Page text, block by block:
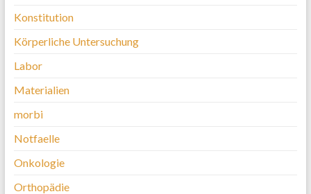
Konstitution
Körperliche Untersuchung
Labor
Materialien
morbi
Notfaelle
Onkologie
Orthopädie